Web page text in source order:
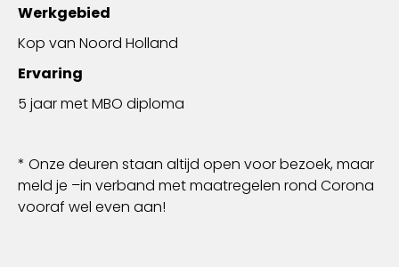
Werkgebied
Kop van Noord Holland
Ervaring
5 jaar met MBO diploma
* Onze deuren staan altijd open voor bezoek, maar
meld je –in verband met maatregelen rond Corona
vooraf wel even aan!